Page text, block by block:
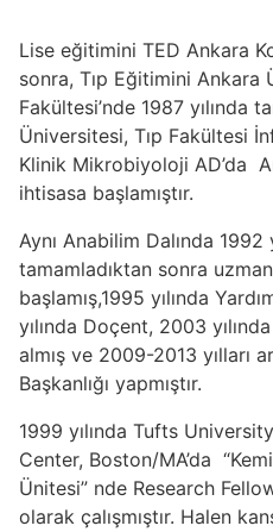
Lise eğitimini TED Ankara
sonra, Tıp Eğitimini Ankara
Fakültesi’nde 1987 yılında
Üniversitesi, Tıp Fakültesi
Klinik Mikrobiyoloji AD’da
ihtisasa başlamıştır.
Aynı Anabilim Dalında 1992
tamamladıktan sonra
başlamış,1995 yılında
yılında Doçent, 2003
almış ve 2009-2013 yılları
Başkanlığı yapmıştır.
1999 yılında Tufts
Center, Boston/MA’da
Ünitesi” nde Research
olarak çalışmıştır. Halen